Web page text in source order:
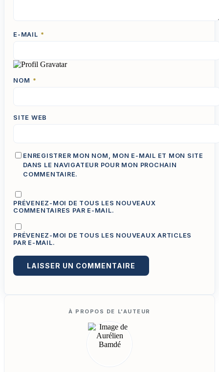
E-MAIL *
NOM *
SITE WEB
ENREGISTRER MON NOM, MON E-MAIL ET MON SITE
DANS LE NAVIGATEUR POUR MON PROCHAIN
COMMENTAIRE.
PRÉVENEZ-MOI DE TOUS LES NOUVEAUX
COMMENTAIRES PAR E-MAIL.
PRÉVENEZ-MOI DE TOUS LES NOUVEAUX ARTICLES
PAR E-MAIL.